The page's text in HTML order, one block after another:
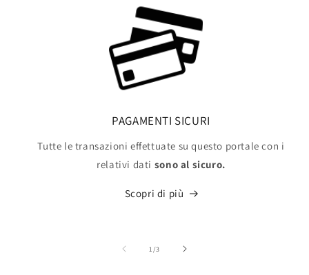
PAGAMENTI SICURI
Tutte le transazioni effettuate su questo portale con i
relativi dati sono al sicuro.
Scopri di più
1/su
3